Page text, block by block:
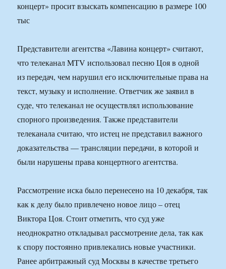
концерт» просит взыскать компенсацию в размере 100
тыс
Представители агентства «Лавина концерт» считают,
что телеканал MTV использовал песню Цоя в одной
из передач, чем нарушил его исключительные права на
текст, музыку и исполнение. Ответчик же заявил в
суде, что телеканал не осуществлял использование
спорного произведения. Также представители
телеканала считаю, что истец не представил важного
доказательства — трансляции передачи, в которой и
были нарушены права концертного агентства.
Рассмотрение иска было перенесено на 10 декабря, так
как к делу было привлечено новое лицо – отец
Виктора Цоя. Стоит отметить, что суд уже
неоднократно откладывал рассмотрение дела, так как
к спору постоянно привлекались новые участники.
Ранее арбитражный суд Москвы в качестве третьего